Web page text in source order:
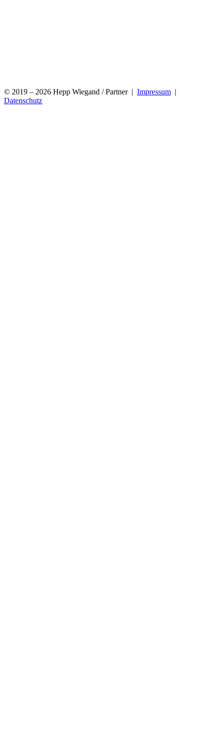
© 2019 – 2026 Hepp Wiegand / Partner | Impressum |
Datenschutz